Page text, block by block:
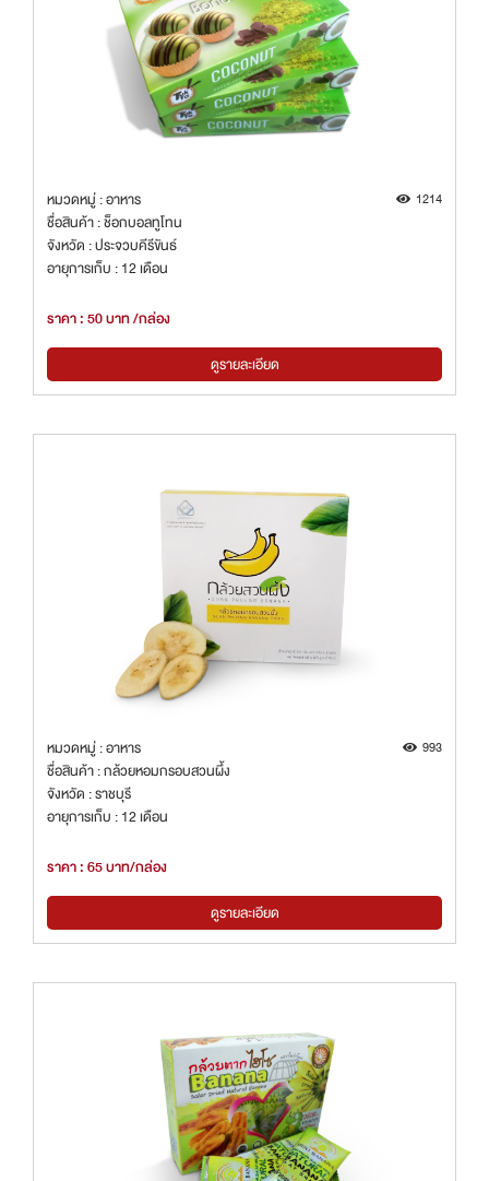
หมวดหมู่ : อาหาร 1214
ชื่อสินค้า : ช็อกบอลทูโทน
จังหวัด : ประจวบคีรีขันธ์
อายุการเก็บ : 12 เดือน
ราคา : 50 บาท /กล่อง
ดูรายละเอียด
หมวดหมู่ : อาหาร 993
ชื่อสินค้า : กล้วยหอมกรอบสวนผึ้ง
จังหวัด : ราชบุรี
อายุการเก็บ : 12 เดือน
ราคา : 65 บาท/กล่อง
ดูรายละเอียด